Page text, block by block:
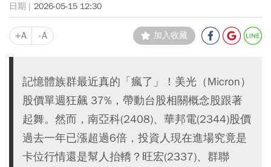
2026-05-15 12:30
+A -A 加入收藏
記憶體族群最近真的「瘋了」！美光（Micron）
股價單週狂飆 37%，帶動台股相關概念股跟著
起舞。然而，南亞科(2408)、華邦電(2344)股價
過去一年已漲超過6倍，投資人現在進場究竟是
卡位行情還是幫人抬轎？旺宏(2337)、群聯